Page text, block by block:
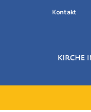
Kontakt